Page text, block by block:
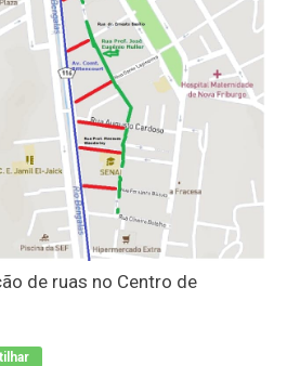
de ruas no Centro de